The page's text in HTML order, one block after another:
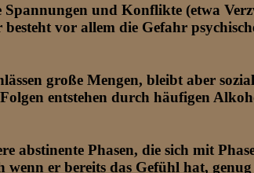
und Konflikte (etwa
vor allem die Gefahr
große Mengen, bleibt aber
entstehen durch häufigen
abstinente Phasen, die sich mit
er bereits das Gefühl hat,